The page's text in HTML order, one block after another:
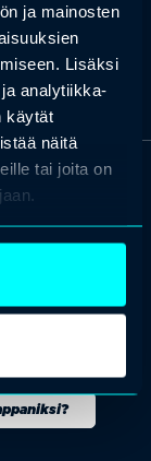
ja mainosten
Lisäksi
analytiikka-
käytät
näitä
tai joita on